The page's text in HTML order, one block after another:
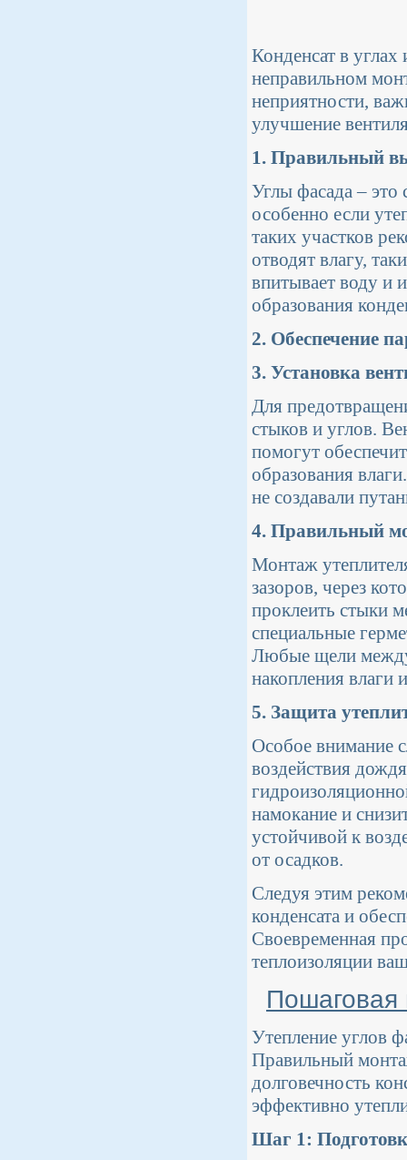
Конденсат в углах
неправильном
неприятности,
улучшение
1. Правильный
Углы фасада – это
особенно если
таких участков
отводят влагу,
впитывает воду и
образования
2. Обеспечение
3. Установка
Для
стыков и углов.
помогут
образования
не создавали
4. Правильный
Монтаж
зазоров, через
проклеить стыки
специальные
Любые щели между
накопления влаги
5. Защита
Особое внимание
воздействия
намокание и
устойчивой к
от осадков.
Следуя этим
конденсата и
Своевременная
теплоизоляции
Пошаговая
Утепление углов
Правильный
долговечность
эффективно
Шаг 1: